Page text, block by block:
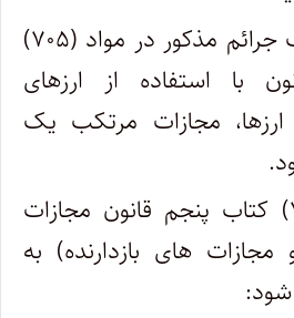
۴- در صورت ارتکاب جرائم مذکور در مواد (۷۰۵)
قانون با استفاده از ارزهای
ارزها، مجازات مرتکب یک
ماده (۷۱۰) کتاب پنجم قانون مجازات
های بازدارنده) به